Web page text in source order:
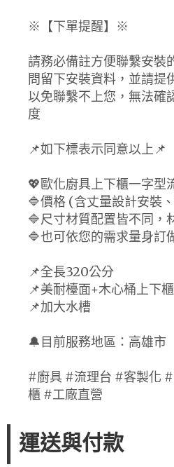
※【下單提醒】※
請務必備註方便聯繫安裝
問留下安裝資料，並請提
以免聯繫不上您，無法確
度
📌如下標表示同意以上📌
💖歐化廚具上下櫃一字型
🔷價格 (含丈量設計安裝
🔷尺寸材質配置皆不同，
🔷也可依您的需求量身訂
📌全長320公分
📌美耐檯面+木心桶上下
📌加大水槽
🔔目前服務地區：高雄市
#廚具 #流理台 #客製化
櫃 #工廠直營
運送與付款